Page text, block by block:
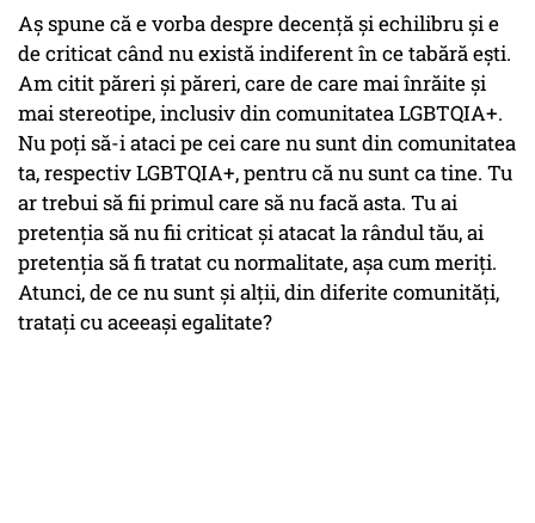
Aș spune că e vorba despre decență și echilibru și e
de criticat când nu există indiferent în ce tabără ești.
Am citit păreri și păreri, care de care mai înrăite și
mai stereotipe, inclusiv din comunitatea LGBTQIA+.
Nu poți să-i ataci pe cei care nu sunt din comunitatea
ta, respectiv LGBTQIA+, pentru că nu sunt ca tine. Tu
ar trebui să fii primul care să nu facă asta. Tu ai
pretenția să nu fii criticat și atacat la rândul tău, ai
pretenția să fi tratat cu normalitate, așa cum meriți.
Atunci, de ce nu sunt și alții, din diferite comunități,
tratați cu aceeași egalitate?